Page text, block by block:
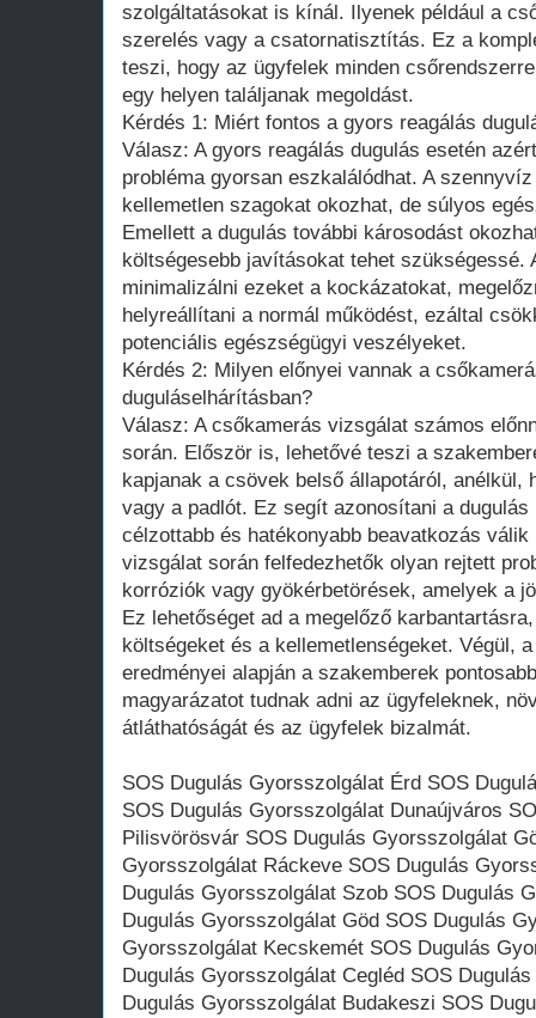
szolgáltatásokat is kínál. Ilyenek például a
szerelés vagy a csatornatisztítás. Ez a
teszi, hogy az ügyfelek minden
egy helyen találjanak megoldást.
Kérdés 1: Miért fontos a gyors reagálás
Válasz: A gyors reagálás dugulás esetén
probléma gyorsan eszkalálódhat. A
kellemetlen szagokat okozhat, de súlyos
Emellett a dugulás további károsodást
költségesebb javításokat tehet szükségessé.
minimalizálni ezeket a kockázatokat,
helyreállítani a normál működést, ezáltal
potenciális egészségügyi veszélyeket.
Kérdés 2: Milyen előnyei vannak a
duguláselhárításban?
Válasz: A csőkamerás vizsgálat számos
során. Először is, lehetővé teszi a
kapjanak a csövek belső állapotáról, anélkül,
vagy a padlót. Ez segít azonosítani a
célzottabb és hatékonyabb beavatkozás
vizsgálat során felfedezhetők olyan rejtett
korróziók vagy gyökérbetörések, amelyek a
Ez lehetőséget ad a megelőző
költségeket és a kellemetlenségeket. Végül,
eredményei alapján a szakemberek
magyarázatot tudnak adni az ügyfeleknek,
átláthatóságát és az ügyfelek bizalmát.
SOS Dugulás Gyorsszolgálat Érd SOS
SOS Dugulás Gyorsszolgálat Dunaújváros
Pilisvörösvár SOS Dugulás Gyorsszolgálat
Gyorsszolgálat Ráckeve SOS Dugulás
Dugulás Gyorsszolgálat Szob SOS Dugulás
Dugulás Gyorsszolgálat Göd SOS Dugulás
Gyorsszolgálat Kecskemét SOS Dugulás
Dugulás Gyorsszolgálat Cegléd SOS
Dugulás Gyorsszolgálat Budakeszi SOS